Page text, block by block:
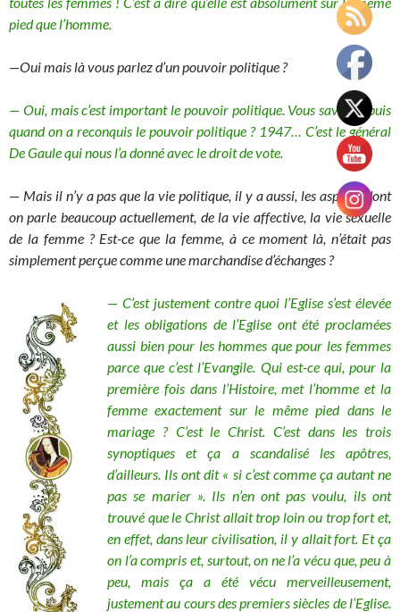
pied que l’homme.
—Oui mais là vous parlez d’un pouvoir politique ?
— Oui, mais c’est important le pouvoir politique. Vous savez depuis
quand on a reconquis le pouvoir politique ? 1947… C’est le général
De Gaule qui nous l’a donné avec le droit de vote.
— Mais il n’y a pas que la vie politique, il y a aussi, les aspects dont
on parle beaucoup actuellement, de la vie affective, la vie sexuelle
de la femme ? Est-ce que la femme, à ce moment là, n’était pas
simplement perçue comme une marchandise d’échanges ?
— C’est justement contre quoi l’Eglise s’est élevée
et les obligations de l’Eglise ont été proclamées
aussi bien pour les hommes que pour les femmes
parce que c’est l’Evangile. Qui est-ce qui, pour la
première fois dans l’Histoire, met l’homme et la
femme exactement sur le même pied dans le
mariage ? C’est le Christ. C’est dans les trois
synoptiques et ça a scandalisé les apôtres,
d’ailleurs. Ils ont dit « si c’est comme ça autant ne
pas se marier ». Ils n’en ont pas voulu, ils ont
trouvé que le Christ allait trop loin ou trop fort et,
en effet, dans leur civilisation, il y allait fort. Et ça
on l’a compris et, surtout, on ne l’a vécu que, peu à
peu, mais ça a été vécu merveilleusement,
justement au cours des premiers siècles de l’Eglise.